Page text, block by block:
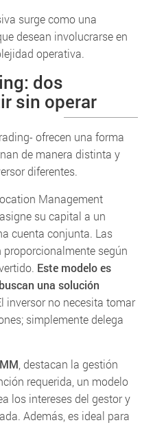
surge como una
desean involucrarse en
operativa.
dos
sin operar
ofrecen una forma
de manera distinta y
diferentes.
Management
su capital a un
cuenta conjunta. Las
según
Este modelo es
una solución
inversor no necesita tomar
simplemente delega
, destacan la gestión
requerida, un modelo
los intereses del gestor y
Además, es ideal para